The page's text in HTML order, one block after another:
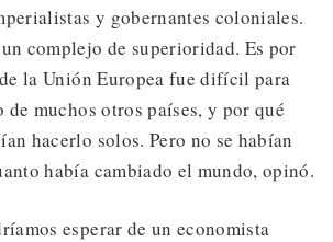
y gobernantes coloniales.
complejo de superioridad. Es por
la Unión Europea fue difícil para
muchos otros países, y por qué
hacerlo solos. Pero no se habían
había cambiado el mundo, opinó.
esperar de un economista